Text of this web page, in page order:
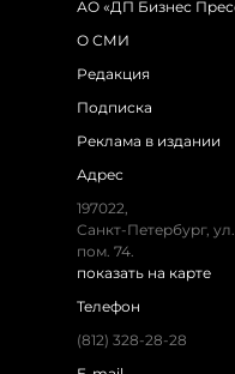
АО «ДП Бизнес
О СМИ
Редакция
Подписка
Реклама в издании
Адрес
197022,
Санкт-Петербург,
пом. 74.
показать на карте
Телефон
(812) 328-28-28